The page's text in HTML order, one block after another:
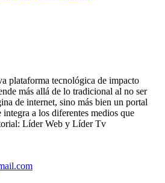
plataforma tecnológica de impacto
más allá de lo tradicional al no ser
de internet, sino más bien un portal
a los diferentes medios que
Líder Web y Líder Tv